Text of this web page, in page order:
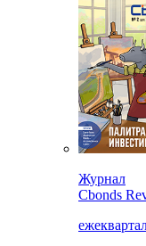
Журнал
Cbonds